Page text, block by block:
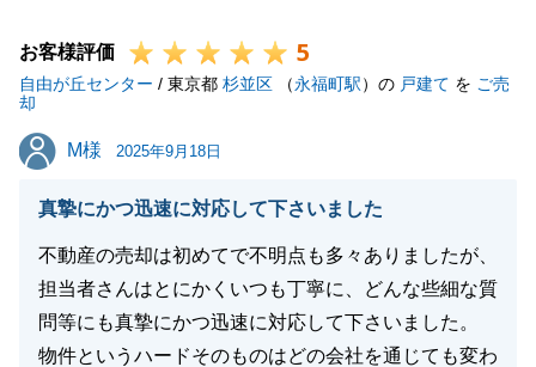
をもって安全に手続きができた事、感謝申し上げま
す。
声がけください。
閉じる
お客様評価 5
自由が丘センター / 東京都 杉並区 （永福町駅）の 戸建て を ご売
却
M様
M様 2025年9月18日
真摯にかつ迅速に対応して下さいました
不動産の売却は初めてで不明点も多々ありましたが、
担当者さんはとにかくいつも丁寧に、どんな些細な質
問等にも真摯にかつ迅速に対応して下さいました。
物件というハードそのものはどの会社を通じても変わ